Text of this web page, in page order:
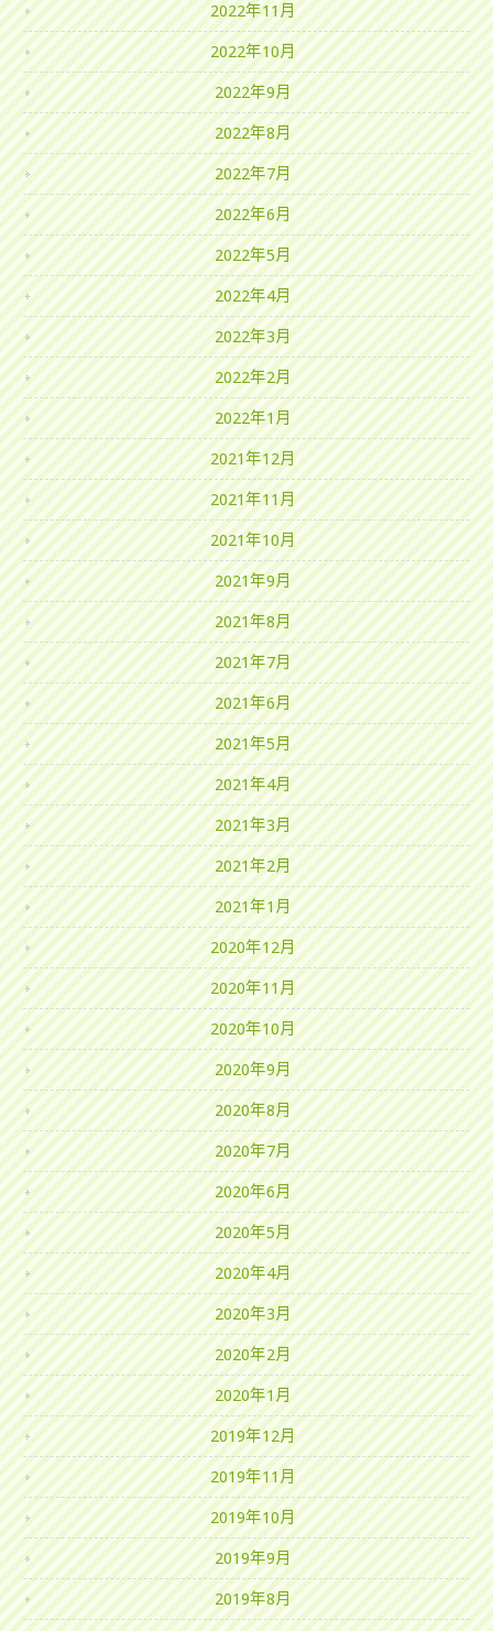
2022年11月
2022年10月
2022年9月
2022年8月
2022年7月
2022年6月
2022年5月
2022年4月
2022年3月
2022年2月
2022年1月
2021年12月
2021年11月
2021年10月
2021年9月
2021年8月
2021年7月
2021年6月
2021年5月
2021年4月
2021年3月
2021年2月
2021年1月
2020年12月
2020年11月
2020年10月
2020年9月
2020年8月
2020年7月
2020年6月
2020年5月
2020年4月
2020年3月
2020年2月
2020年1月
2019年12月
2019年11月
2019年10月
2019年9月
2019年8月